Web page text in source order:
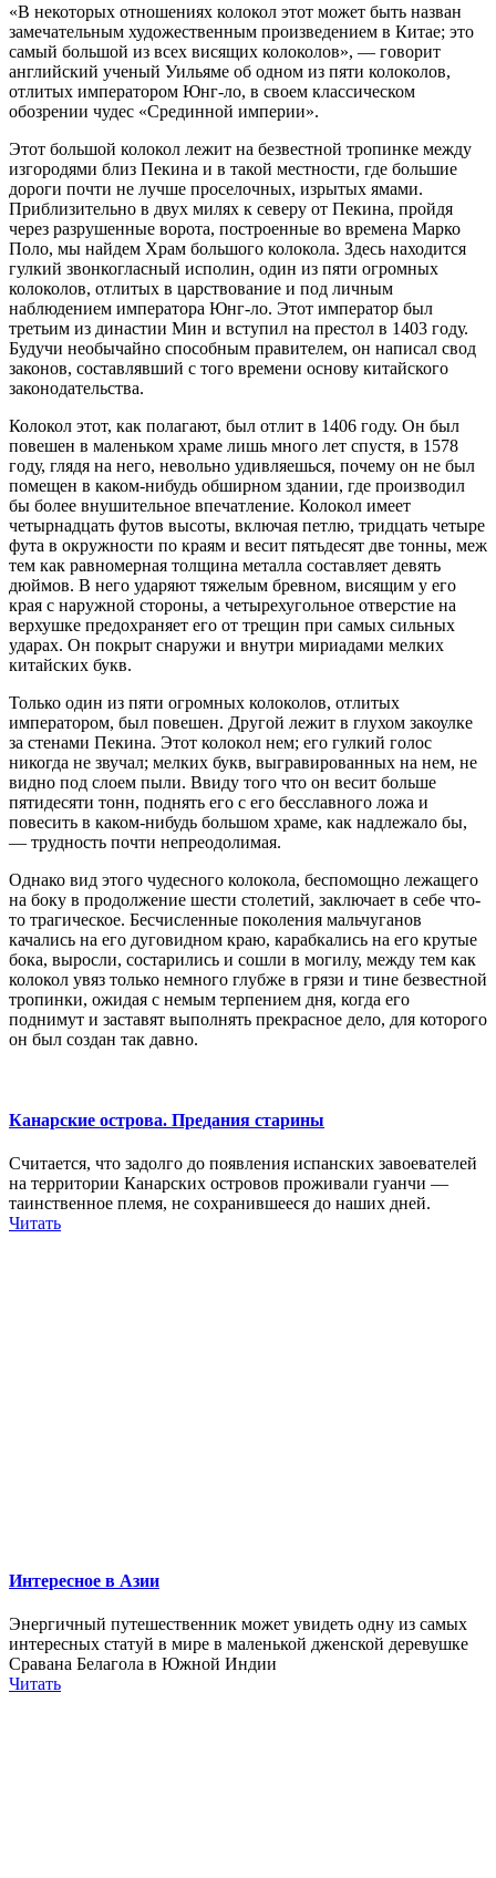
«В некоторых отношениях колокол этот может быть назван
замечательным художественным произведением в Китае; это
самый большой из всех висящих колоколов», — говорит
английский ученый Уильяме об одном из пяти колоколов,
отлитых императором Юнг-ло, в своем классическом
обозрении чудес «Срединной империи».
Этот большой колокол лежит на безвестной тропинке между
изгородями близ Пекина и в такой местности, где большие
дороги почти не лучше проселочных, изрытых ямами.
Приблизительно в двух милях к северу от Пекина, пройдя
через разрушенные ворота, построенные во времена Марко
Поло, мы найдем Храм большого колокола. Здесь находится
гулкий звонкогласный исполин, один из пяти огромных
колоколов, отлитых в царствование и под личным
наблюдением императора Юнг-ло. Этот император был
третьим из династии Мин и вступил на престол в 1403 году.
Будучи необычайно способным правителем, он написал свод
законов, составлявший с того времени основу китайского
законодательства.
Колокол этот, как полагают, был отлит в 1406 году. Он был
повешен в маленьком храме лишь много лет спустя, в 1578
году, глядя на него, невольно удивляешься, почему он не был
помещен в каком-нибудь обширном здании, где производил
бы более внушительное впечатление. Колокол имеет
четырнадцать футов высоты, включая петлю, тридцать четыре
фута в окружности по краям и весит пятьдесят две тонны, меж
тем как равномерная толщина металла составляет девять
дюймов. В него ударяют тяжелым бревном, висящим у его
края с наружной стороны, а четырехугольное отверстие на
верхушке предохраняет его от трещин при самых сильных
ударах. Он покрыт снаружи и внутри мириадами мелких
китайских букв.
Только один из пяти огромных колоколов, отлитых
императором, был повешен. Другой лежит в глухом закоулке
за стенами Пекина. Этот колокол нем; его гулкий голос
никогда не звучал; мелких букв, выгравированных на нем, не
видно под слоем пыли. Ввиду того что он весит больше
пятидесяти тонн, поднять его с его бесславного ложа и
повесить в каком-нибудь большом храме, как надлежало бы,
— трудность почти непреодолимая.
Однако вид этого чудесного колокола, беспомощно лежащего
на боку в продолжение шести столетий, заключает в себе что-
то трагическое. Бесчисленные поколения мальчуганов
качались на его дуговидном краю, карабкались на его крутые
бока, выросли, состарились и сошли в могилу, между тем как
колокол увяз только немного глубже в грязи и тине безвестной
тропинки, ожидая с немым терпением дня, когда его
поднимут и заставят выполнять прекрасное дело, для которого
он был создан так давно.
Канарские острова. Предания старины
Считается, что задолго до появления испанских завоевателей
на территории Канарских островов проживали гуанчи —
таинственное племя, не сохранившееся до наших дней.
Читать
Интересное в Азии
Энергичный путешественник может увидеть одну из самых
интересных статуй в мире в маленькой дженской деревушке
Сравана Белагола в Южной Индии
Читать